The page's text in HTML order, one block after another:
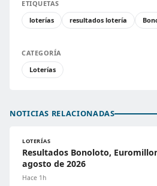
ETIQUETAS
loterías
resultados lotería
CATEGORÍA
Loterías
NOTICIAS RELACIONADAS
LOTERÍAS
Resultados Bonoloto,
agosto de 2026
Hace 1h